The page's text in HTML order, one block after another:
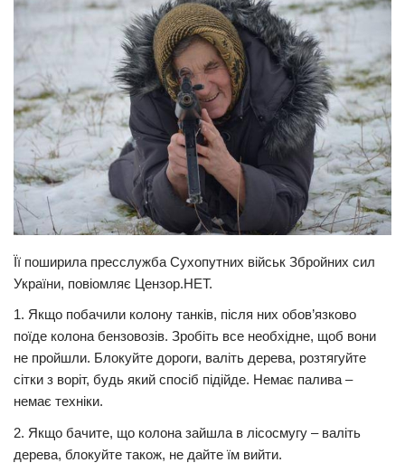
Політика
Світ
Цікаво
Наука
Технології
Історії
Рецепти
Привітання
Здоров’я
Події
Кримінал
Трагедії
Курйози
Культура
Її поширила пресслужба Сухопутних військ Збройних сил
України, повіомляє Цензор.НЕТ.
1. Якщо побачили колону танків, після них обов’язково
поїде колона бензовозів. Зробіть все необхідне, щоб вони
не пройшли. Блокуйте дороги, валіть дерева, розтягуйте
сітки з воріт, будь який спосіб підійде. Немає палива –
немає техніки.
2. Якщо бачите, що колона зайшла в лісосмугу – валіть
дерева, блокуйте також, не дайте їм вийти.